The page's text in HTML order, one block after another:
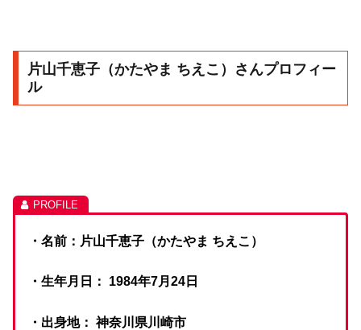
片山千恵子（かたやま ちえこ）さんプロフィー
ル
・名前：片山千恵子（かたやま ちえこ）
・生年月日： 1984年7月24日
・出身地： 神奈川県川崎市